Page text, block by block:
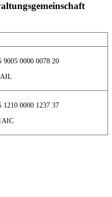
0000 0078 20
0000 1237 37